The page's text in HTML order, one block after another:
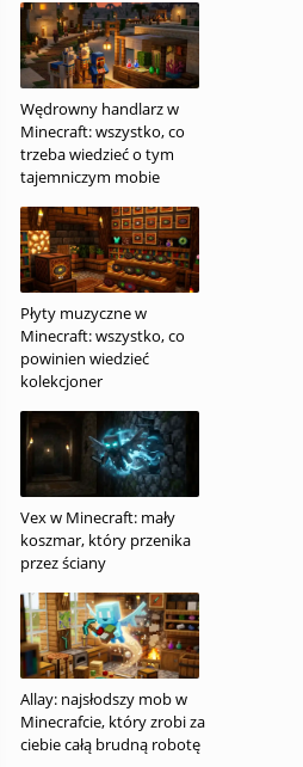
Wędrowny handlarz w
Minecraft: wszystko, co
trzeba wiedzieć o tym
tajemniczym mobie
Płyty muzyczne w
Minecraft: wszystko, co
powinien wiedzieć
kolekcjoner
Vex w Minecraft: mały
koszmar, który przenika
przez ściany
Allay: najsłodszy mob w
Minecrafcie, który zrobi za
ciebie całą brudną robotę